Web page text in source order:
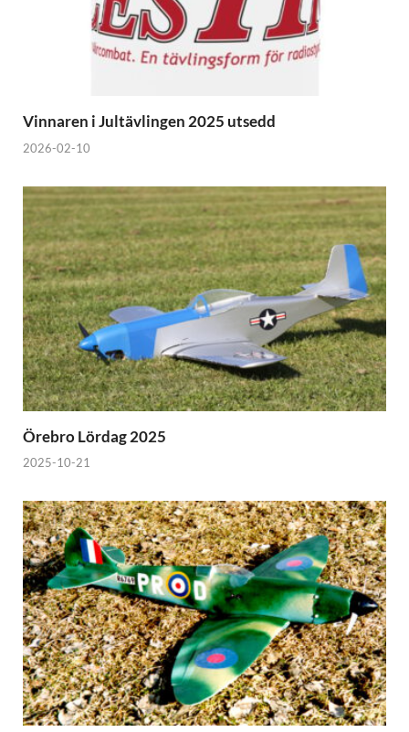
Vinnaren i Jultävlingen 2025 utsedd
2026-02-10
Örebro Lördag 2025
2025-10-21